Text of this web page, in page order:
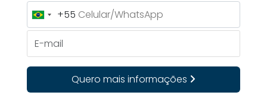
Brazil
+55
+55
Quero mais informações